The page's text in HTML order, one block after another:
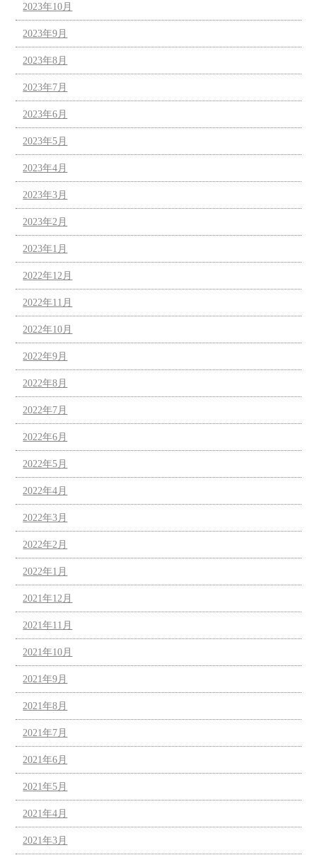
2023年10月
2023年9月
2023年8月
2023年7月
2023年6月
2023年5月
2023年4月
2023年3月
2023年2月
2023年1月
2022年12月
2022年11月
2022年10月
2022年9月
2022年8月
2022年7月
2022年6月
2022年5月
2022年4月
2022年3月
2022年2月
2022年1月
2021年12月
2021年11月
2021年10月
2021年9月
2021年8月
2021年7月
2021年6月
2021年5月
2021年4月
2021年3月